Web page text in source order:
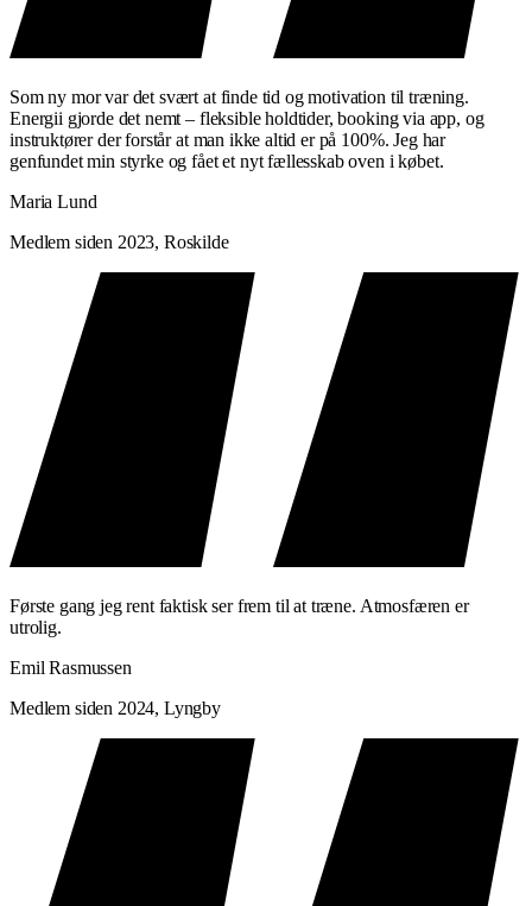
Som ny mor var det svært at finde tid og motivation til træning.
Energii gjorde det nemt – fleksible holdtider, booking via app, og
instruktører der forstår at man ikke altid er på 100%. Jeg har
genfundet min styrke og fået et nyt fællesskab oven i købet.
Maria Lund
Medlem siden 2023, Roskilde
Første gang jeg rent faktisk ser frem til at træne. Atmosfæren er
utrolig.
Emil Rasmussen
Medlem siden 2024, Lyngby